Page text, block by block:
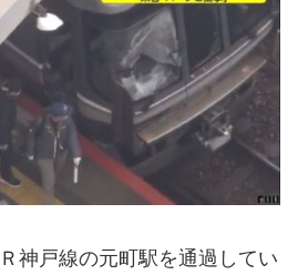
神戸線の元町駅を通過してい